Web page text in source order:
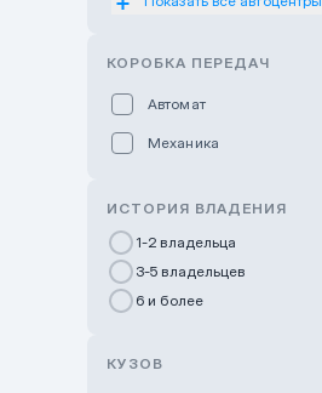
GWM Nurly Zhol
Chery Astana
КОРОБКА ПЕРЕДАЧ
Автомат
Механика
ИСТОРИЯ ВЛАДЕНИЯ
1-2 владельца
3-5 владельцев
6 и более
КУЗОВ